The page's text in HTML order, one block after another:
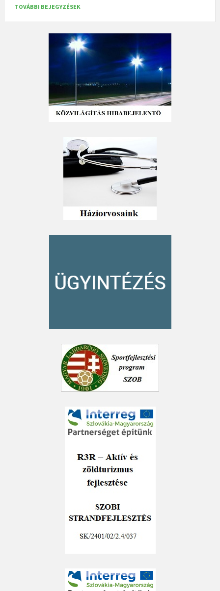
TOVÁBBI BEJEGYZÉSEK